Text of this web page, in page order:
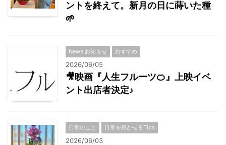
ントを終えて。新月の日に蒔いた種
🌱
News お知らせ おすすめ
2026/06/05
🎥映画『人生フルーツ🍊』上映イベ
ント出店者決定♪
日常のこと 日常を輝かせるTips
2026/06/03